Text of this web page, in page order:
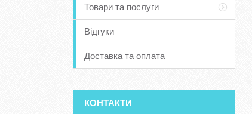
Товари та послуги
Відгуки
Доставка та оплата
КОНТАКТИ